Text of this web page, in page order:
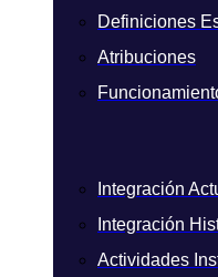
Definiciones
Atribuciones
Integración
Integración
Actividades